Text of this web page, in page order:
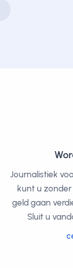
Journalistiek
kunt u
geld gaan
Sluit u